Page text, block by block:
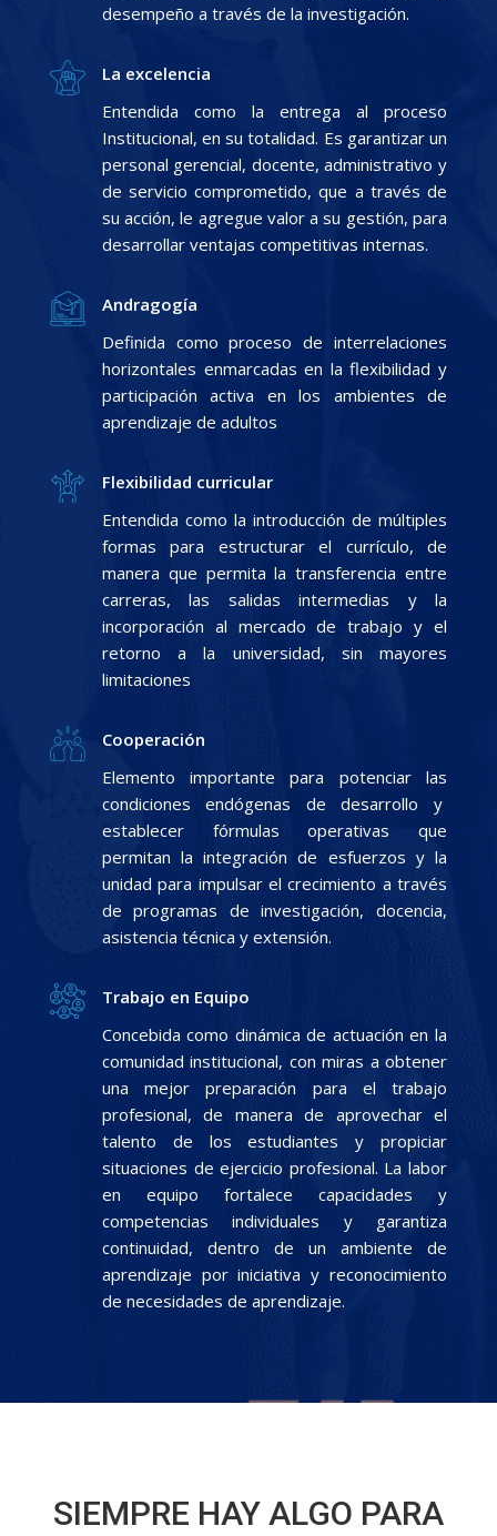
desempeño a través de la investigación.
La excelencia
Entendida como la entrega al proceso
Institucional, en su totalidad. Es garantizar un
personal gerencial, docente, administrativo y
de servicio comprometido, que a través de
su acción, le agregue valor a su gestión, para
desarrollar ventajas competitivas internas.
Andragogía
Definida como proceso de interrelaciones
horizontales enmarcadas en la flexibilidad y
participación activa en los ambientes de
aprendizaje de adultos
Flexibilidad curricular
Entendida como la introducción de múltiples
formas para estructurar el currículo, de
manera que permita la transferencia entre
carreras, las salidas intermedias y la
incorporación al mercado de trabajo y el
retorno a la universidad, sin mayores
limitaciones
Cooperación
Elemento importante para potenciar las
condiciones endógenas de desarrollo y
establecer fórmulas operativas que
permitan la integración de esfuerzos y la
unidad para impulsar el crecimiento a través
de programas de investigación, docencia,
asistencia técnica y extensión.
Trabajo en Equipo
Concebida como dinámica de actuación en la
comunidad institucional, con miras a obtener
una mejor preparación para el trabajo
profesional, de manera de aprovechar el
talento de los estudiantes y propiciar
situaciones de ejercicio profesional. La labor
en equipo fortalece capacidades y
competencias individuales y garantiza
continuidad, dentro de un ambiente de
aprendizaje por iniciativa y reconocimiento
de necesidades de aprendizaje.
SIEMPRE HAY ALGO PARA